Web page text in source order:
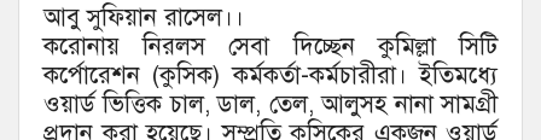
আবু সুফিয়ান রাসেল।।
করোনায় নিরলস সেবা দিচ্ছেন কুমিল্লা সিটি
কর্পোরেশন (কুসিক) কর্মকর্তা-কর্মচারীরা। ইতিমধ্যে
ওয়ার্ড ভিত্তিক চাল, ডাল, তেল, আলুসহ নানা সামগ্রী
প্রদান করা হয়েছে। সম্প্রতি কুসিকের একজন ওয়ার্ড